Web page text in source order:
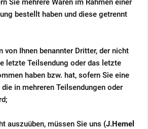
Sie mehrere Waren im Rahmen einer
bestellt haben und diese getrennt
von Ihnen benannter Dritter, der nicht
letzte Teilsendung oder das letzte
haben bzw. hat, sofern Sie eine
in mehreren Teilsendungen oder
;
auszuüben, müssen Sie uns (J.Hemel